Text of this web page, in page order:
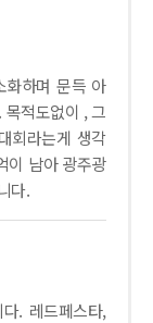
화하며 문득 아
적도없이 , 그
회라는게 생각
이 남아 광주광
다.
. 레드페스타,